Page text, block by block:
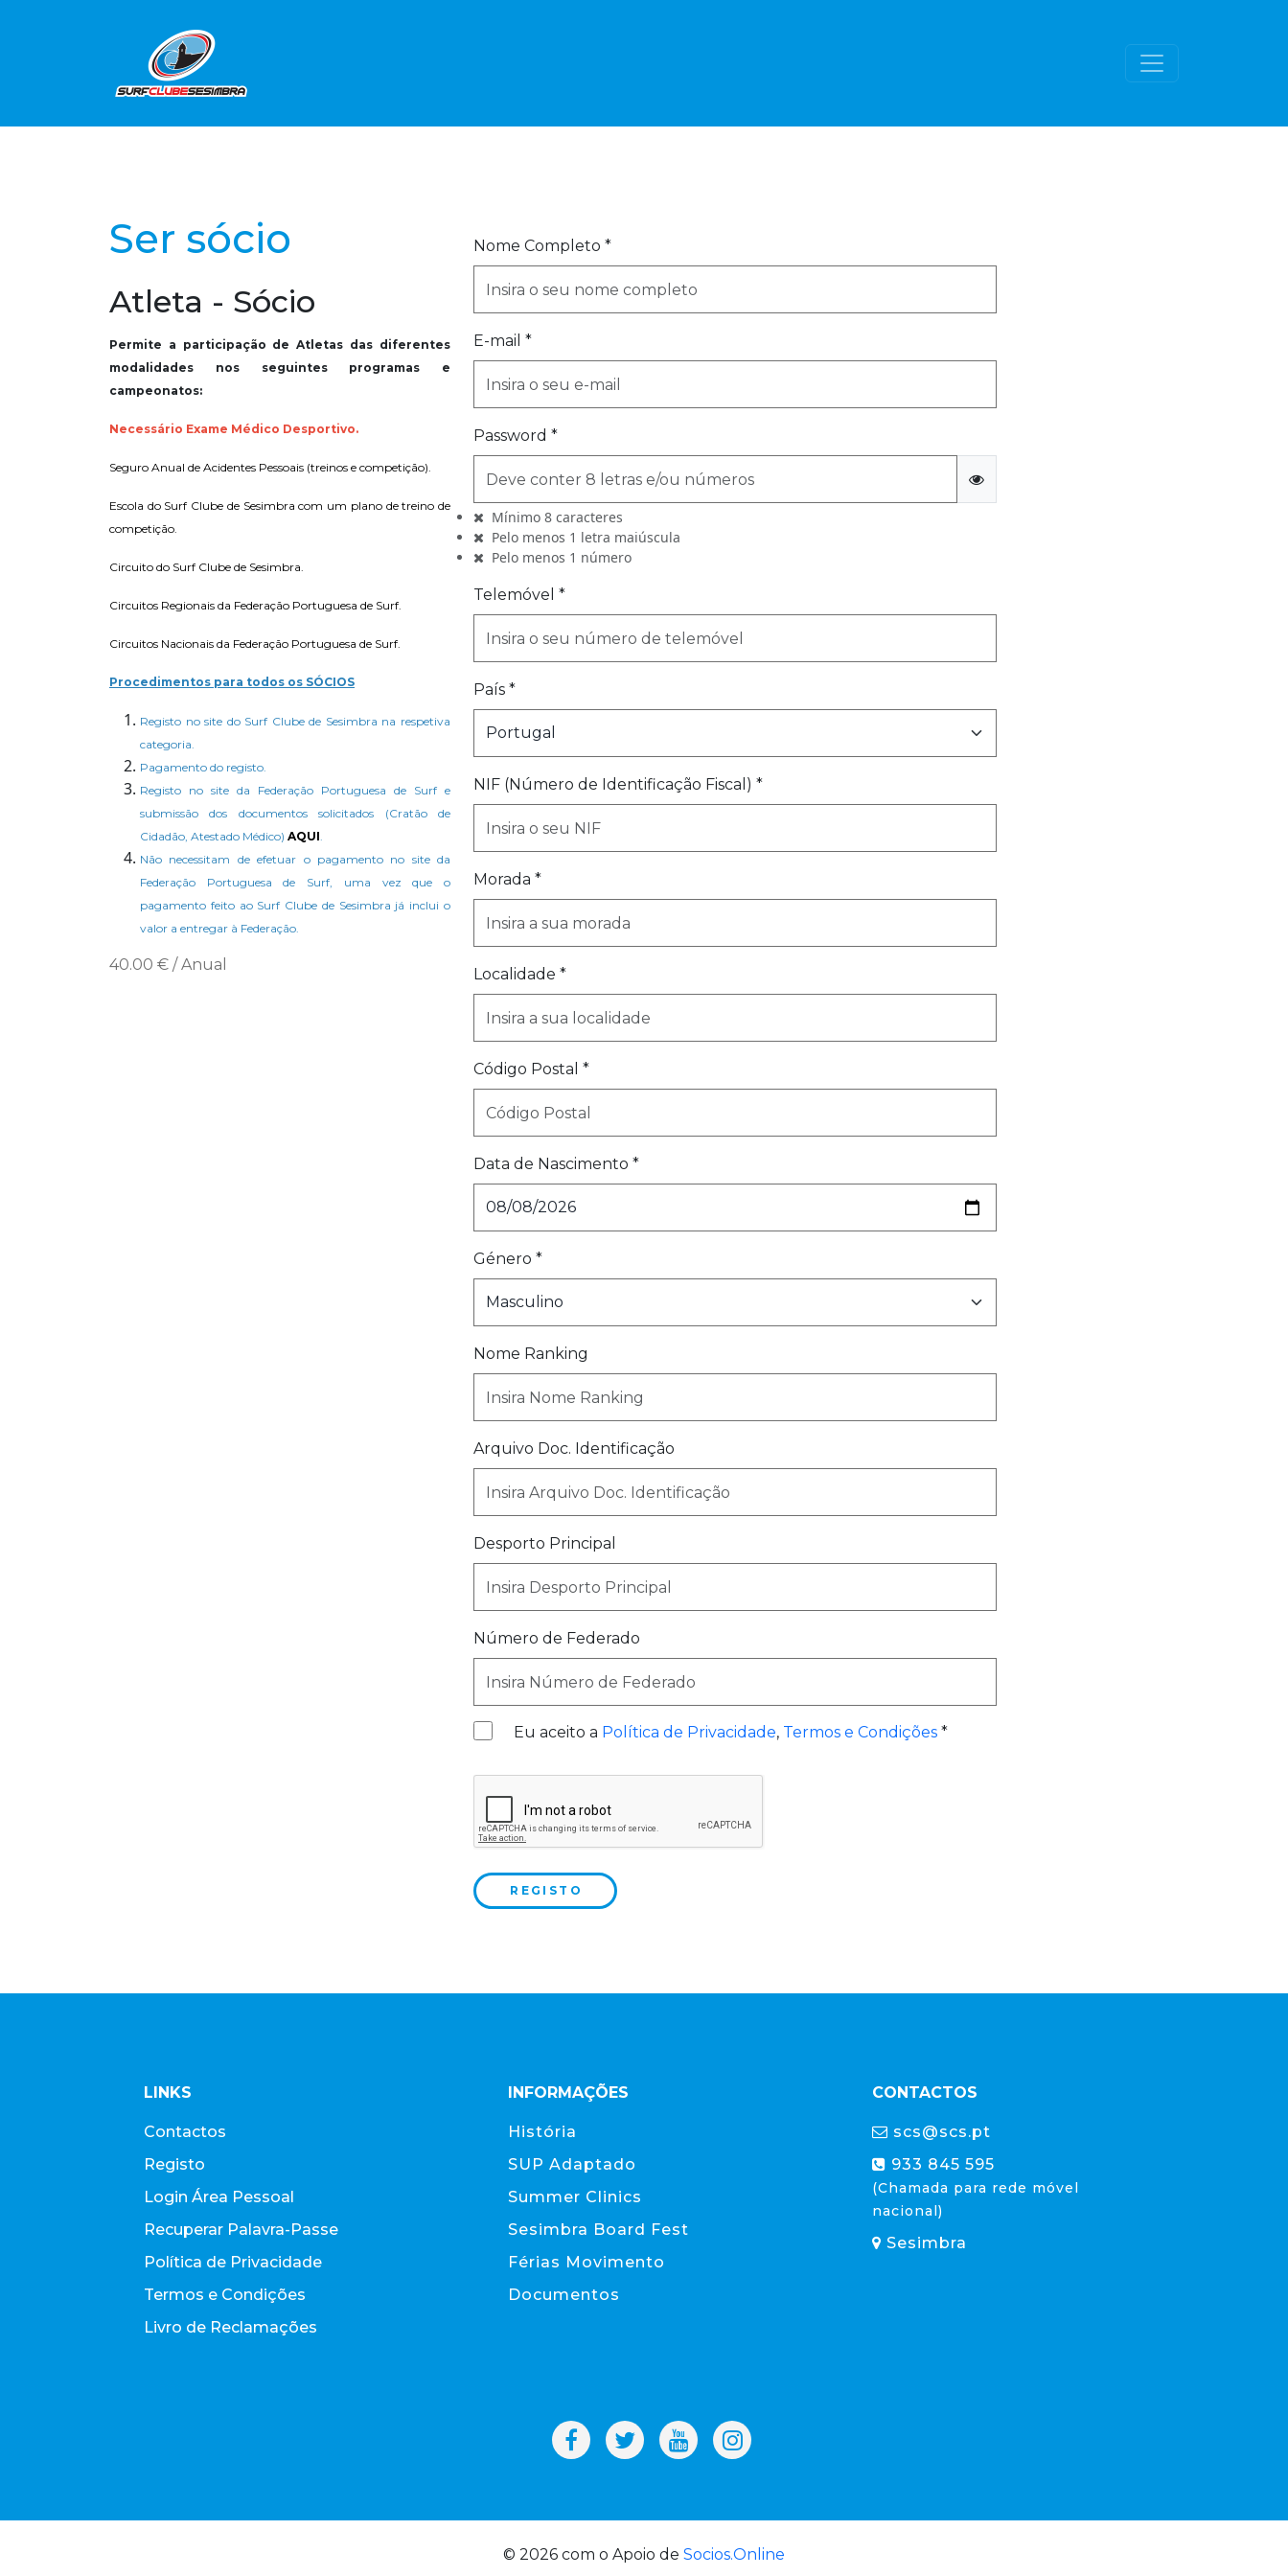
Ser sócio
Atleta - Sócio
Permite a participação de Atletas das diferentes
modalidades nos seguintes programas e
campeonatos:
Necessário Exame Médico Desportivo.
Seguro Anual de Acidentes Pessoais (treinos e competição).
Escola do Surf Clube de Sesimbra com um plano de treino de
competição.
Circuito do Surf Clube de Sesimbra.
Circuitos Regionais da Federação Portuguesa de Surf.
Circuitos Nacionais da Federação Portuguesa de Surf.
Procedimentos para todos os SÓCIOS
Registo no site do Surf Clube de Sesimbra na respetiva
categoria.
Pagamento do registo.
Registo no site da Federação Portuguesa de Surf e
submissão dos documentos solicitados (Cratão de
Cidadão, Atestado Médico) AQUI
Não necessitam de efetuar o pagamento no site da
Federação Portuguesa de Surf, uma vez que o
pagamento feito ao Surf Clube de Sesimbra já inclui o
valor a entregar à Federação.
40.00 € / Anual
Nome Completo *
E-mail *
Password *
Mínimo 8 caracteres
Pelo menos 1 letra maiúscula
Pelo menos 1 número
Telemóvel *
País *
NIF (Número de Identificação Fiscal) *
Morada *
Localidade *
Código Postal *
Data de Nascimento *
Género *
Nome Ranking
Arquivo Doc. Identificação
Desporto Principal
Número de Federado
Eu aceito a Política de Privacidade, Termos e Condições *
REGISTO
LINKS
Contactos
Registo
Login Área Pessoal
Recuperar Palavra-Passe
Política de Privacidade
Termos e Condições
Livro de Reclamações
INFORMAÇÕES
História
SUP Adaptado
Summer Clinics
Sesimbra Board Fest
Férias Movimento
Documentos
CONTACTOS
scs@scs.pt
933 845 595
(Chamada para rede móvel
nacional)
Sesimbra
© 2026 com o Apoio de Socios.Online